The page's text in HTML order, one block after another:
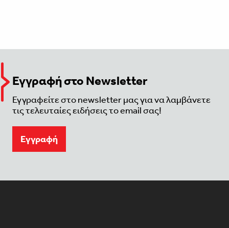
Εγγραφή στο Newsletter
Εγγραφείτε στο newsletter μας για να λαμβάνετε
τις τελευταίες ειδήσεις το email σας!
Eγγραφή